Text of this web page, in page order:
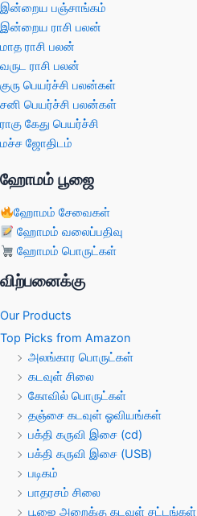
இன்றைய பஞ்சாங்கம்
இன்றைய ராசி பலன்
மாத ராசி பலன்
வருட ராசி பலன்
குரு பெயர்ச்சி பலன்கள்
சனி பெயர்ச்சி பலன்கள்
ராகு கேது பெயர்ச்சி
மச்ச ஜோதிடம்
ஹோமம் பூஜை
ஹோமம் சேவைகள்
ஹோமம் வலைப்பதிவு
ஹோமம் பொருட்கள்
விற்பனைக்கு
Our Products
Top Picks from Amazon
அலங்கார பொருட்கள்
கடவுள் சிலை
கோவில் பொருட்கள்
தஞ்சை கடவுள் ஓவியங்கள்
பக்தி கருவி இசை (cd)
பக்தி கருவி இசை (USB)
படிகம்
பாதரசம் சிலை
பூஜை அறைக்கு கடவுள் சட்டங்கள்